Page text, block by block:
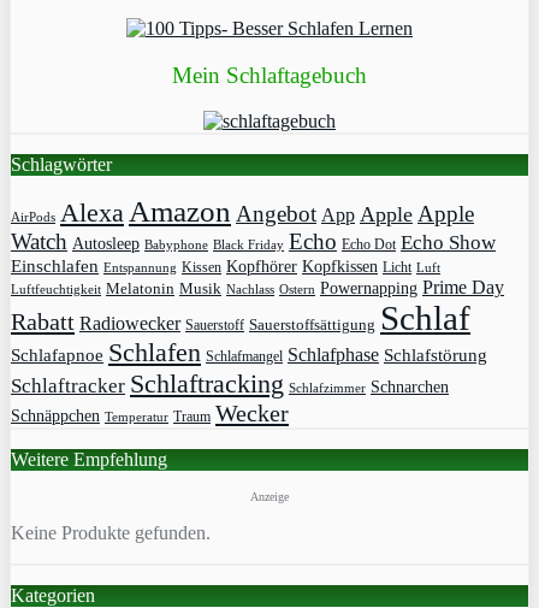
Mein Schlaftagebuch
Schlagwörter
AirPods AlexaAmazon Angebot App Apple Apple
Watch Autosleep Babyphone Black Friday Echo Echo Dot Echo Show
Einschlafen Entspannung Kissen Kopfhörer Kopfkissen Licht Luft
Luftfeuchtigkeit Melatonin Musik Nachlass Ostern Powernapping Prime Day
Rabatt Radiowecker Sauerstoff Sauerstoffsättigung Schlaf
Schlafapnoe Schlafen Schlafmangel Schlafphase Schlafstörung
Schlaftracker Schlaftracking Schlafzimmer Schnarchen
Schnäppchen Temperatur Traum Wecker
Weitere Empfehlung
Anzeige
Keine Produkte gefunden.
Kategorien